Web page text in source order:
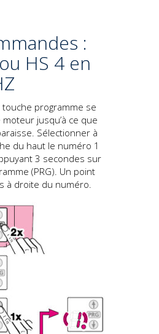
:
HS 4 en
programme se
jusqu’à ce que
Sélectionner à
du haut le numéro 1
3 secondes sur
(PRG). Un point
à droite du numéro.